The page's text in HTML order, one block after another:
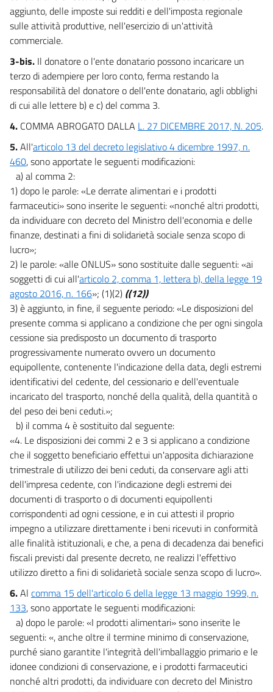
aggiunto, delle imposte sui redditi e dell'imposta regionale
sulle attività produttive, nell'esercizio di un'attività
commerciale.
3-bis. Il donatore o l'ente donatario possono incaricare un
terzo di adempiere per loro conto, ferma restando la
responsabilità del donatore o dell'ente donatario, agli obblighi
di cui alle lettere b) e c) del comma 3.
4. COMMA ABROGATO DALLA L. 27 DICEMBRE 2017, N. 205.
5.All'articolo 13 del decreto legislativo 4 dicembre 1997, n.
460, sono apportate le seguenti modificazioni:
a) al comma 2:
1) dopo le parole: «Le derrate alimentari e i prodotti
farmaceutici» sono inserite le seguenti: «nonché altri prodotti,
da individuare con decreto del Ministro dell'economia e delle
finanze, destinati a fini di solidarietà sociale senza scopo di
lucro»;
2) le parole: «alle ONLUS» sono sostituite dalle seguenti: «ai
soggetti di cui all'articolo 2, comma 1, lettera b), della legge 19
agosto 2016, n. 166»; (1)(2) ((12))
3) è aggiunto, in fine, il seguente periodo: «Le disposizioni del
presente comma si applicano a condizione che per ogni singola
cessione sia predisposto un documento di trasporto
progressivamente numerato ovvero un documento
equipollente, contenente l'indicazione della data, degli estremi
identificativi del cedente, del cessionario e dell'eventuale
incaricato del trasporto, nonché della qualità, della quantità o
del peso dei beni ceduti.»;
b) il comma 4 è sostituito dal seguente:
«4. Le disposizioni dei commi 2 e 3 si applicano a condizione
che il soggetto beneficiario effettui un'apposita dichiarazione
trimestrale di utilizzo dei beni ceduti, da conservare agli atti
dell'impresa cedente, con l'indicazione degli estremi dei
documenti di trasporto o di documenti equipollenti
corrispondenti ad ogni cessione, e in cui attesti il proprio
impegno a utilizzare direttamente i beni ricevuti in conformità
alle finalità istituzionali, e che, a pena di decadenza dai benefici
fiscali previsti dal presente decreto, ne realizzi l'effettivo
utilizzo diretto a fini di solidarietà sociale senza scopo di lucro».
6.Al comma 15 dell'articolo 6 della legge 13 maggio 1999, n.
133, sono apportate le seguenti modificazioni:
a) dopo le parole: «I prodotti alimentari» sono inserite le
seguenti: «, anche oltre il termine minimo di conservazione,
purché siano garantite l'integrità dell'imballaggio primario e le
idonee condizioni di conservazione, e i prodotti farmaceutici
nonché altri prodotti, da individuare con decreto del Ministro